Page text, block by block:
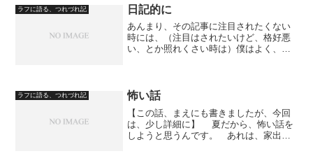
ていれば、喫茶店でアルバ...
ラフに語る、つれづれ記 日記的に
あんまり、その記事に注目されたくない
時には、（注目はされたいけど、格好悪
い、とか照れくさい時は）僕はよく、新
でいます。 ところが、何...
ラフに語る、つれづれ記 怖い話
【この話、まえにも書きましたが、今回
は、少し詳細に】 夏だから、怖い話を
しようと思うんです。 あれは、家出し